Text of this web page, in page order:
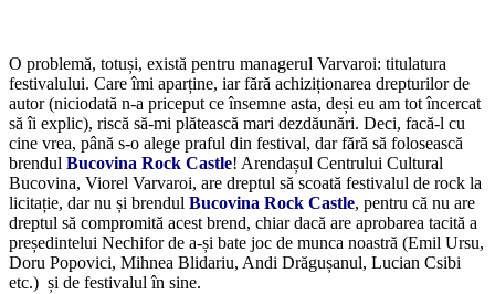
O problemă, totuși, există pentru managerul Varvaroi: titulatura
festivalului. Care îmi aparține, iar fără achiziționarea drepturilor de
autor (niciodată n-a priceput ce însemne asta, deși eu am tot încercat
să îi explic), riscă să-mi plătească mari dezdăunări. Deci, facă-l cu
cine vrea, până s-o alege praful din festival, dar fără să folosească
brendul Bucovina Rock Castle! Arendașul Centrului Cultural
Bucovina, Viorel Varvaroi, are dreptul să scoată festivalul de rock la
licitație, dar nu și brendul Bucovina Rock Castle, pentru că nu are
dreptul să compromită acest brend, chiar dacă are aprobarea tacită a
președintelui Nechifor de a-și bate joc de munca noastră (Emil Ursu,
Doru Popovici, Mihnea Blidariu, Andi Drăgușanul, Lucian Csibi
etc.) și de festivalul în sine.